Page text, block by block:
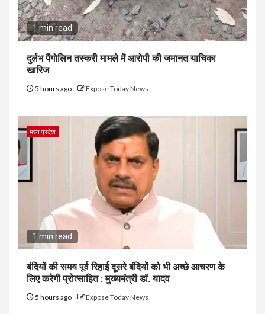
1 min read
दुर्लभ पैंगोलिन तस्करी मामले में आरोपी की जमानत याचिका
खारिज
5 hours ago Expose Today News
मध्य प्रदेश
1 min read
बंदियों की समय पूर्व रिहाई दूसरे बंदियों को भी अच्छे आचरण के
लिए करेगी प्रोत्साहित : मुख्यमंत्री डॉ. यादव
5 hours ago Expose Today News